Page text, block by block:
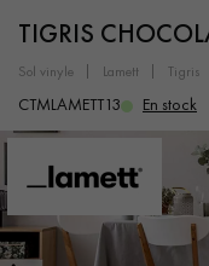
LES
PARQUET MASSIF
SOL PLAQUÉ BOIS
PARQUET EN BOIS
TIGRIS
sol vinyle lamett tigris
CTMLAMETT13 En stock